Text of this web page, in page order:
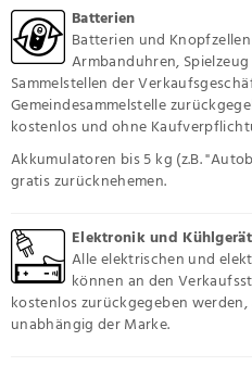
Batterien
Batterien und
Armbanduhren,
Sammelstellen der
Gemeindesammelstelle
kostenlos und ohne
Akkumulatoren bis 5 kg (z.B.
gratis zurücknehemen.
Elektronik und
Alle elektrischen und
können an den
kostenlos zurückgegeben
unabhängig der Marke.